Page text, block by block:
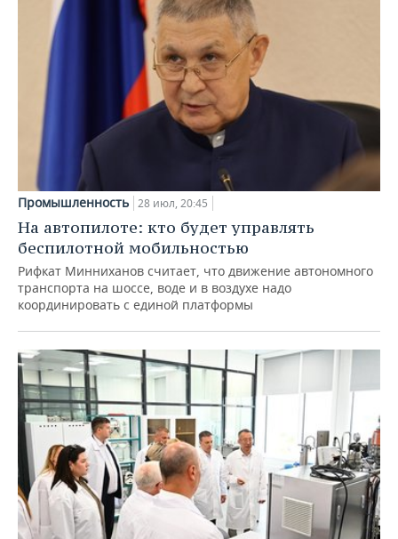
Промышленность 28 июл, 20:45
На автопилоте: кто будет управлять
беспилотной мобильностью
Рифкат Минниханов считает, что движение автономного
транспорта на шоссе, воде и в воздухе надо
координировать с единой платформы